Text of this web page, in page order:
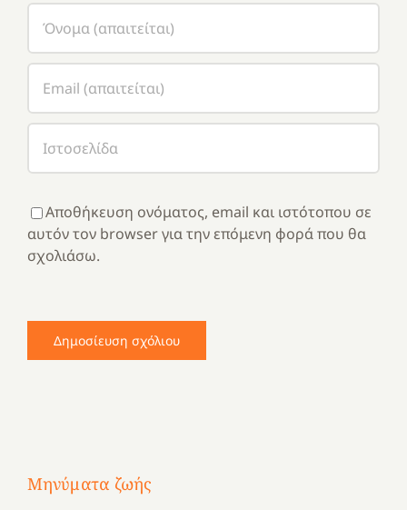
Αποθήκευση ονόματος, email και ιστότοπου σε
αυτόν τον browser για την επόμενη φορά που θα
σχολιάσω.
Μηνύματα ζωής